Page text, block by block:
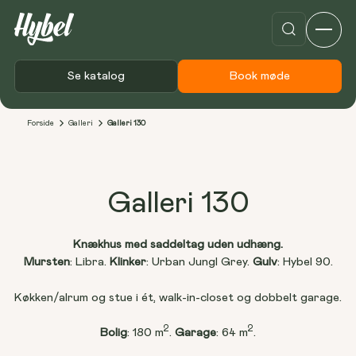
Se katalog Book møde
Forside Galleri Galleri 130
Galleri 130
Knækhus med saddeltag uden udhæng.
Mursten: Libra. Klinker: Urban Jungl Grey. Gulv: Hybel 90.
Køkken/alrum og stue i ét, walk-in-closet og dobbelt garage.
Bolig: 180 m2. Garage: 64 m2.